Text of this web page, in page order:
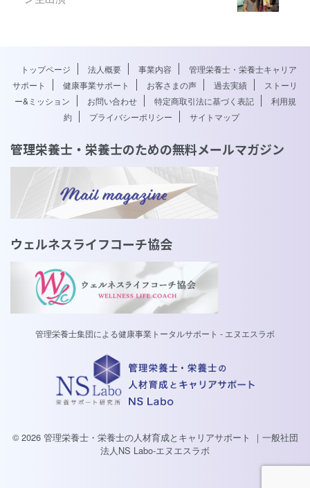
トップページ 法人概要 事業内容
管理栄養士・栄養士キャリア
サポート
健康事業サポート お客さまの声 過去実績
ストーリ
ー&ミッション
お問い合わせ 特定商取引法に基づく表記
利用規
約
プライバシーポリシー サイトマップ
管理栄養士・栄養士のための無料メールマガジン
ウェルネスライフコーチ協会
管理栄養士集団による健康事業トータルサポート - エヌエスラボ
© 2026 管理栄養士・栄養士の人材育成とキャリアサポート ｜一般社団
法人NS Labo-エヌエスラボ